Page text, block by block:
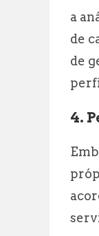
a
de
de
4.